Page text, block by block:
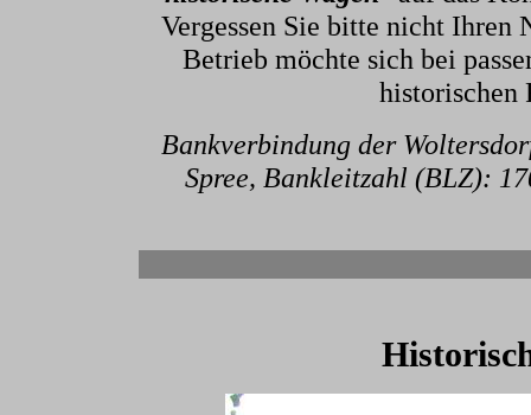
Vergessen Sie bitte nicht Ihren
Betrieb möchte sich bei
historischen
Bankverbindung der
Spree, Bankleitzahl (BLZ):